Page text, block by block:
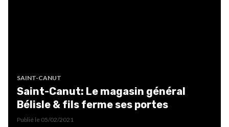
SAINT-CANUT
Saint-Canut: Le magasin général
Bélisle & fils ferme ses portes
Publié le 05/02/2021